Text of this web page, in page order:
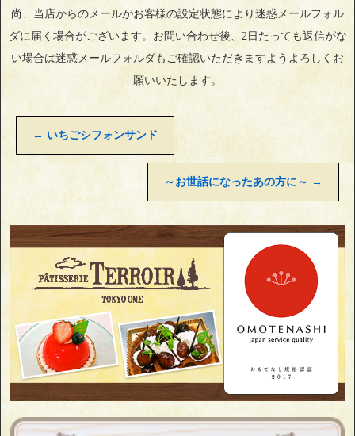
尚、当店からのメールがお客様の設定状態により迷惑メールフォル
ダに届く場合がございます。お問い合わせ後、2日たっても返信がな
い場合は迷惑メールフォルダもご確認いただきますようよろしくお
願いいたします。
← いちごシフォンサンド
～お世話になったあの方に～ →